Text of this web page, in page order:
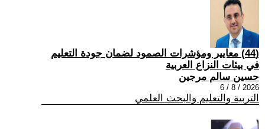
(44) معايير ومؤشرات الصمود لضمان جودة التعليم
في بيئات النزاع العربية
حسين سالم مرجين
2026 / 8 / 6
التربية والتعليم والبحث العلمي